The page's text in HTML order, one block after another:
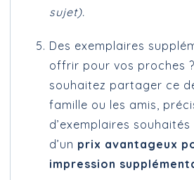
sujet).
Des exemplaires
offrir pour vos proches
souhaitez partager ce
famille ou les amis,
d’exemplaires
d’un prix avantageux
impression